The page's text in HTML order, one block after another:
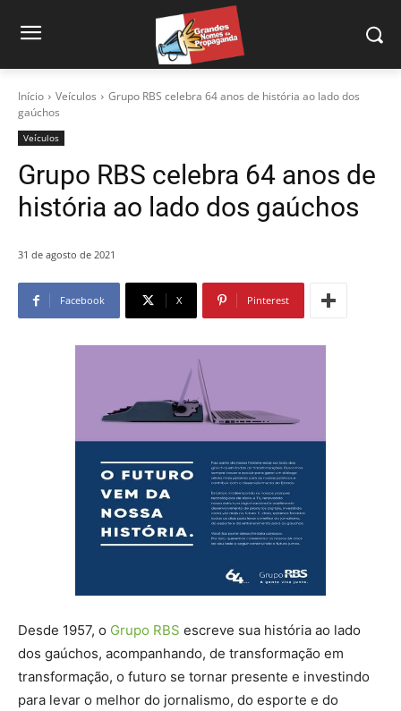
Início Veículos
Grupo RBS celebra 64 anos de história ao lado dos
gaúchos
Veículos
Grupo RBS celebra 64 anos de
história ao lado dos gaúchos
31 de agosto de 2021
Facebook X Pinterest
Desde 1957, o Grupo RBS escreve sua história ao lado
dos gaúchos, acompanhando, de transformação em
transformação, o futuro se tornar presente e investindo
para levar o melhor do jornalismo, do esporte e do